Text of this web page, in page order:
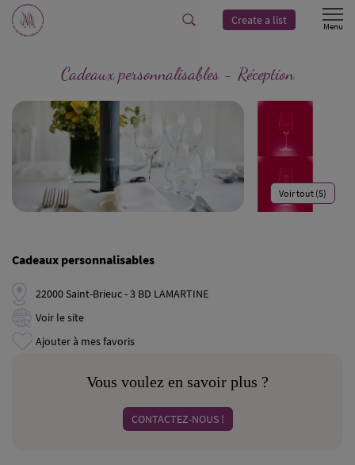
Create a list
Cadeaux personnalisables - Réception
Voir tout (5)
Cadeaux personnalisables
22000 Saint-Brieuc - 3 BD LAMARTINE
Voir le site
Ajouter à mes favoris
Vous voulez en savoir plus ?
CONTACTEZ-NOUS !